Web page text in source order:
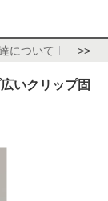
について >>
いクリップ固